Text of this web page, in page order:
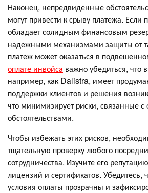
Наконец, непредвиденные
могут привести к срыву платежа. Если
обладает солидным финансовым
надежными механизмами защиты от
платеж может оказаться в
оплате инвойса важно убедиться, что
например, как Dalistra, имеет
поддержки клиентов и решения
что минимизирует риски, связанные
обстоятельствами.
Чтобы избежать этих рисков,
тщательную проверку любого
сотрудничества. Изучите его
лицензий и сертификатов. Убедитесь,
условия оплаты прозрачны и